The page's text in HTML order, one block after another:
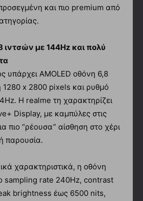
και πιο premium από
ιντσών με 144Hz και πολύ
υπάρχει AMOLED οθόνη 6,8
x 2800 pixels και ρυθμό
Η realme τη χαρακτηρίζει
Display, με καμπύλες στις
πιο “ρέουσα” αίσθηση στο χέρι
παρουσία.
χαρακτηριστικά, η οθόνη
sampling rate 240Hz, contrast
brightness έως 6500 nits,